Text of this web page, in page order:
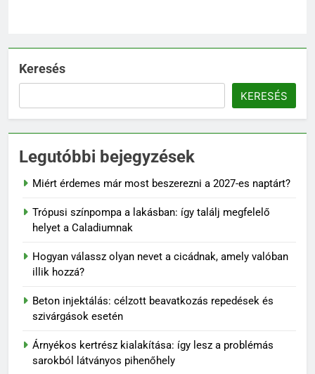
Keresés
KERESÉS
Legutóbbi bejegyzések
Miért érdemes már most beszerezni a 2027-es naptárt?
Trópusi színpompa a lakásban: így találj megfelelő
helyet a Caladiumnak
Hogyan válassz olyan nevet a cicádnak, amely valóban
illik hozzá?
Beton injektálás: célzott beavatkozás repedések és
szivárgások esetén
Árnyékos kertrész kialakítása: így lesz a problémás
sarokból látványos pihenőhely
figyelj, mielőtt ásni kezdesz
KERT ÉS TERASZ
Karbamid a kozmetikumokban:
Hatásmechanizmus,
tippek
Kevés gondozást igénylő kert:
KERT ÉS TERASZ
Miért érdemes már most
beszerezni a 2027-es naptárt?